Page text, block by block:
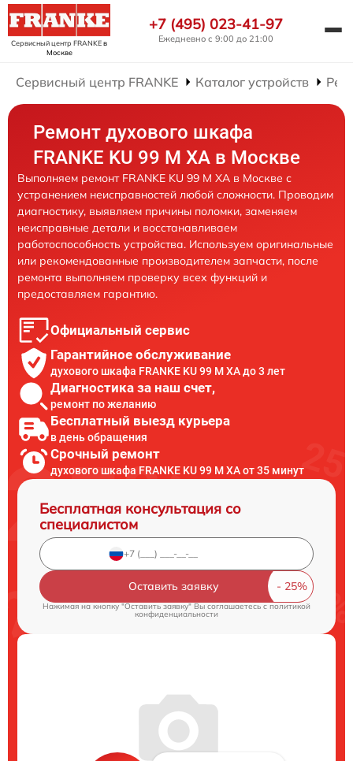
Сервисный центр FRANKEв
Москве
+7 (495) 023-41-97
Ежедневно с 9:00 до 21:00
Сервисный центр FRANKE Каталог устройств
Ремонт духового шкафа
FRANKE KU 99 M XA в Москве
Выполняем ремонт FRANKE KU 99 M XA в Москве с
устранением неисправностей любой сложности. Проводим
диагностику, выявляем причины поломки, заменяем
неисправные детали и восстанавливаем
работоспособность устройства. Используем оригинальные
или рекомендованные производителем запчасти, после
ремонта выполняем проверку всех функций и
предоставляем гарантию.
Официальный сервис
Гарантийное обслуживание
духового шкафа FRANKE KU 99 M XA до 3 лет
Диагностика за наш счет,
ремонт по желанию
Бесплатный выезд курьера
в день обращения
Срочный ремонт
духового шкафа FRANKE KU 99 M XA от 35 минут
Бесплатная консультация со
специалистом
Оставить заявку
Нажимая на кнопку "Оставить заявку" Вы соглашаетесь cполитикой
конфиденциальности